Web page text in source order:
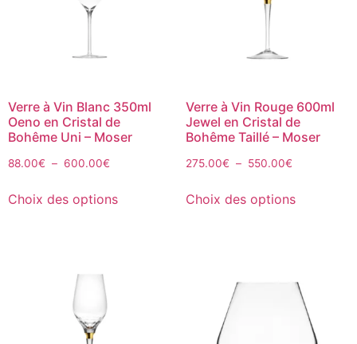
Verre à Vin Blanc 350ml
Oeno en Cristal de
Bohême Uni – Moser
88.00€ – 600.00€
Choix des options
Verre à Vin Rouge 600ml
Jewel en Cristal de
Bohême Taillé – Moser
275.00€ – 550.00€
Choix des options